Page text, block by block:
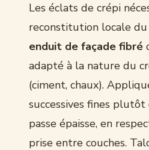
Les éclats de crépi
reconstitution locale
enduit de façade fibré
adapté à la nature du
(ciment, chaux).
successives fines plutôt
passe épaisse, en
prise entre couches.